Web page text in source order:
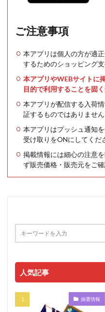
ご注意事項
本アプリは個人の方が適
するためのショッピング支
本アプリやWEBサイトに
目的で利用することを固く
本アプリが配信する入荷
証するものではありません
本アプリはプッシュ通知
受け取りをONにしてくだ
掲載情報には細心の注意
ず販売価格・販売元をご確
人気記事
抽選情報